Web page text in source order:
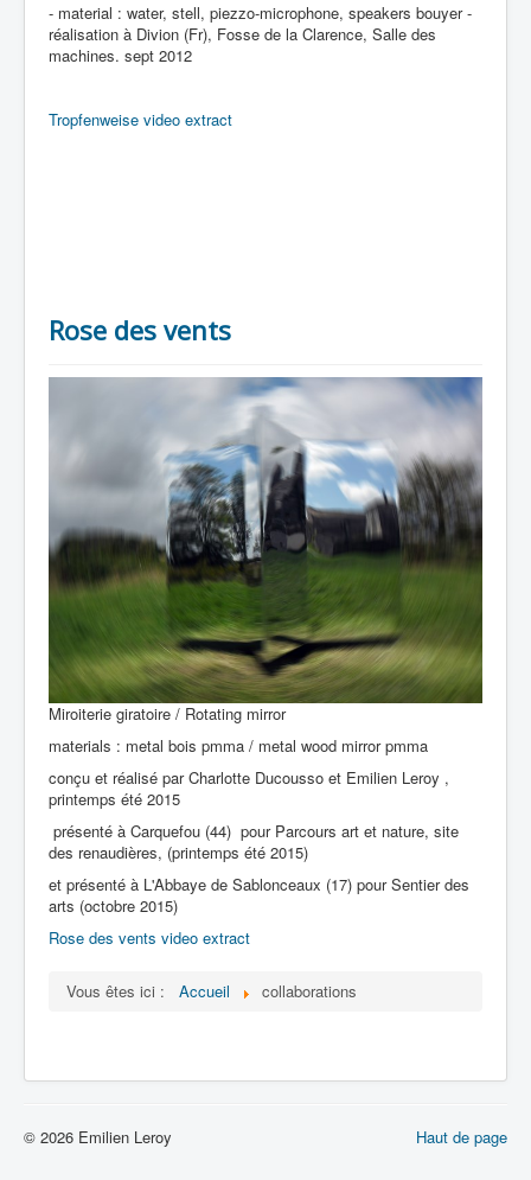
- material : water, stell, piezzo-microphone, speakers bouyer -
réalisation à Divion (Fr), Fosse de la Clarence, Salle des
machines. sept 2012
Tropfenweise video extract
Rose des vents
Miroiterie giratoire / Rotating mirror
materials : metal bois pmma / metal wood mirror pmma
conçu et réalisé par Charlotte Ducousso et Emilien Leroy ,
printemps été 2015
présenté à Carquefou (44) pour Parcours art et nature, site
des renaudières, (printemps été 2015)
et présenté à L'Abbaye de Sablonceaux (17) pour Sentier des
arts (octobre 2015)
Rose des vents video extract
Vous êtes ici : Accueil collaborations
Haut de page
© 2026 Emilien Leroy